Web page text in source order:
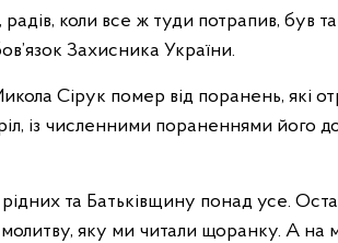
коли все ж туди потрапив, був
Захисника України.
Сірук помер від поранень, які
із численними пораненнями його
та Батьківщину понад усе.
яку ми читали щоранку. А на